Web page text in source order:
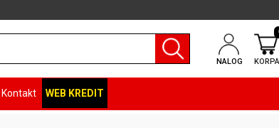
NALOG KORPA
Kontakt WEB KREDIT